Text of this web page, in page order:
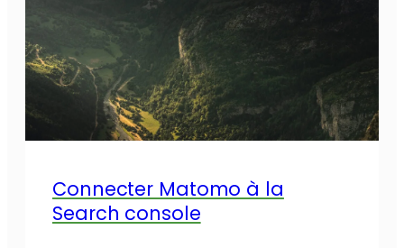
Connecter Matomo à la
Search console